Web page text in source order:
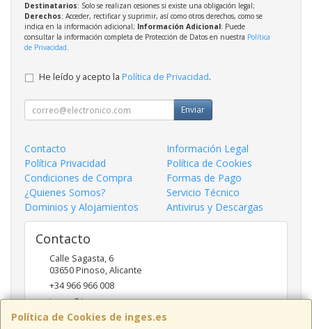
Política de Cookies de inges.es
Destinatarios: Solo se realizan cesiones si existe una obligación legal;
Derechos: Acceder, rectificar y suprimir, así como otros derechos, como se
indica en la información adicional; Información Adicional: Puede
consultar la información completa de Protección de Datos en nuestra Política
de Privacidad.
He leído y acepto la Política de Privacidad.
Enviar
Contacto
Información Legal
Política Privacidad
Política de Cookies
Condiciones de Compra
Formas de Pago
¿Quienes Somos?
Servicio Técnico
Dominios y Alojamientos
Antivirus y Descargas
Contacto
Calle Sagasta, 6
03650Pinoso,Alicante
+34 966 966 008
inges@inges.es